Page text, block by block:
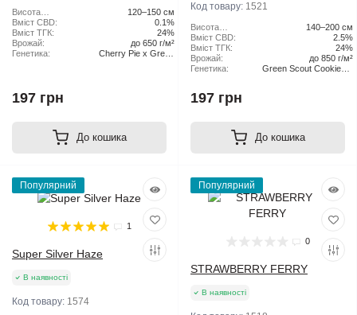
Висота
рослини:
120–150 см
Вміст CBD:
0.1%
Вміст ТГК:
24%
Врожай:
до 650 г/м²
Генетика:
Cherry Pie x Green
197 грн
До кошика
Код товару: 1521
Висота
рослини:
140–200 см
Вміст CBD:
2.5%
Вміст ТГК:
24%
Врожай:
до 850 г/м²
Генетика:
Green Scout Cookies x
197 грн
До кошика
Популярний
1
Super Silver Haze
В наявності
Код товару: 1574
Популярний
0
STRAWBERRY FERRY
В наявності